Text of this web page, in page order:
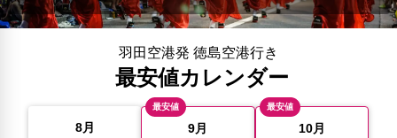
羽田空港発 徳島空港行き
最安値カレンダー
8月
最安値
9月
最安値
10月